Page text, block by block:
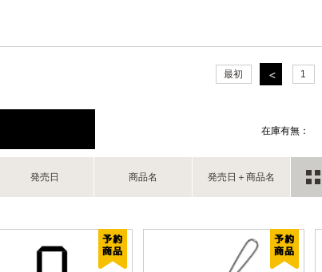
最初 1
在庫有無：
発売日 商品名 発売日＋商品名